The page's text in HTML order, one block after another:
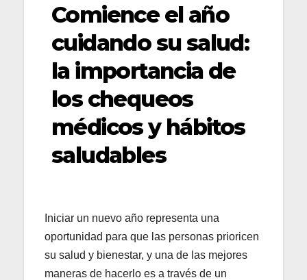
Comience el año
cuidando su salud:
la importancia de
los chequeos
médicos y hábitos
saludables
Iniciar un nuevo año representa una
oportunidad para que las personas prioricen
su salud y bienestar, y una de las mejores
maneras de hacerlo es a través de un